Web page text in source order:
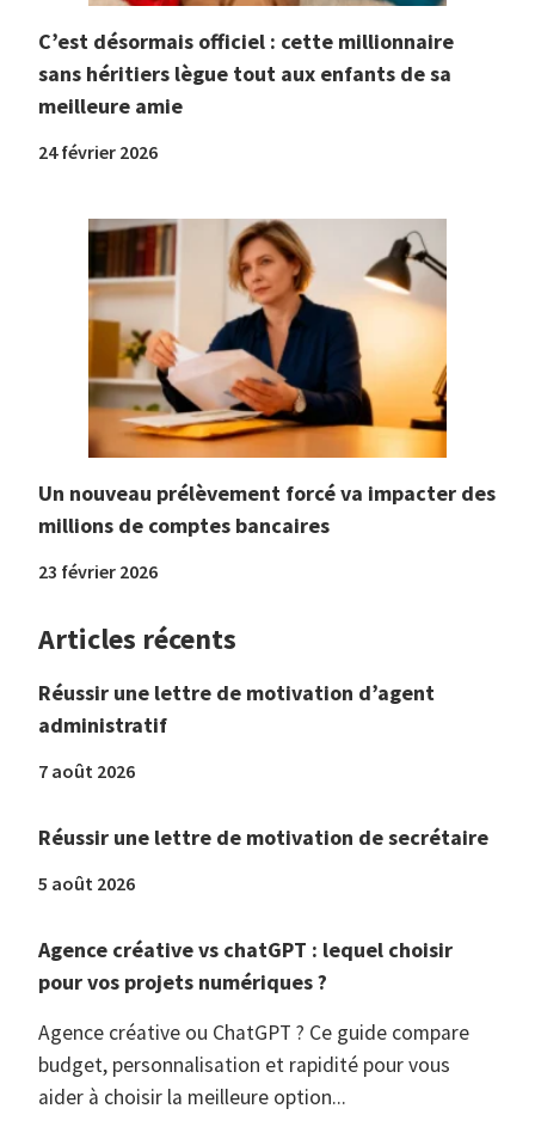
C’est désormais officiel : cette millionnaire
sans héritiers lègue tout aux enfants de sa
meilleure amie
24 février 2026
Un nouveau prélèvement forcé va impacter des
millions de comptes bancaires
23 février 2026
Articles récents
Réussir une lettre de motivation d’agent
administratif
7 août 2026
Réussir une lettre de motivation de secrétaire
5 août 2026
Agence créative vs chatGPT : lequel choisir
pour vos projets numériques ?
Agence créative ou ChatGPT ? Ce guide compare
budget, personnalisation et rapidité pour vous
aider à choisir la meilleure option...